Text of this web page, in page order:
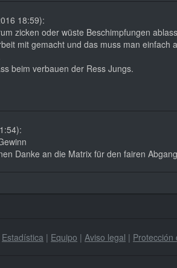
18:59):
zicken oder wüste Beschimpfungen
mit gemacht und das muss man
beim verbauen der Ress Jungs.
Danke an die Matrix für den fairen
Estadística | Equipo | Aviso legal | Protección